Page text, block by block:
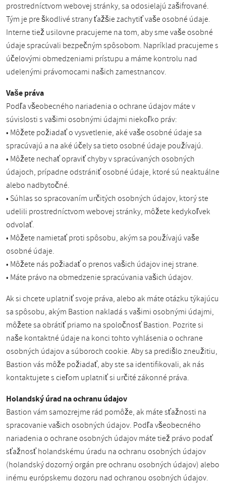
prostredníctvom webovej stránky, sa odosielajú zašifrované.
Tým je pre škodlivé strany ťažšie zachytiť vaše osobné údaje.
Interne tiež usilovne pracujeme na tom, aby sme vaše osobné
údaje spracúvali bezpečným spôsobom. Napríklad pracujeme s
účelovými obmedzeniami prístupu a máme kontrolu nad
udelenými právomocami našich zamestnancov.
Vaše práva
Podľa všeobecného nariadenia o ochrane údajov máte v
súvislosti s vašimi osobnými údajmi niekoľko práv:
• Môžete požiadať o vysvetlenie, aké vaše osobné údaje sa
spracúvajú a na aké účely sa tieto osobné údaje používajú.
• Môžete nechať opraviť chyby v spracúvaných osobných
údajoch, prípadne odstrániť osobné údaje, ktoré sú neaktuálne
alebo nadbytočné.
• Súhlas so spracovaním určitých osobných údajov, ktorý ste
udelili prostredníctvom webovej stránky, môžete kedykoľvek
odvolať.
• Môžete namietať proti spôsobu, akým sa používajú vaše
osobné údaje.
• Môžete nás požiadať o prenos vašich údajov inej strane.
• Máte právo na obmedzenie spracúvania vašich údajov.
Ak si chcete uplatniť svoje práva, alebo ak máte otázku týkajúcu
sa spôsobu, akým Bastion nakladá s vašimi osobnými údajmi,
môžete sa obrátiť priamo na spoločnosť Bastion. Pozrite si
naše kontaktné údaje na konci tohto vyhlásenia o ochrane
osobných údajov a súboroch cookie. Aby sa predišlo zneužitiu,
Bastion vás môže požiadať, aby ste sa identifikovali, ak nás
kontaktujete s cieľom uplatniť si určité zákonné práva.
Holandský úrad na ochranu údajov
Bastion vám samozrejme rád pomôže, ak máte sťažnosti na
spracovanie vašich osobných údajov. Podľa všeobecného
nariadenia o ochrane osobných údajov máte tiež právo podať
sťažnosť holandskému úradu na ochranu osobných údajov
(holandský dozorný orgán pre ochranu osobných údajov) alebo
inému európskemu dozoru nad ochranou osobných údajov.